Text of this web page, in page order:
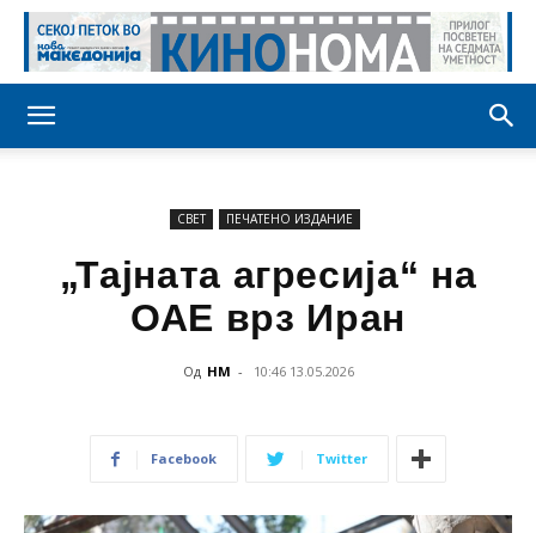
СВЕТ ПЕЧАТЕНО ИЗДАНИЕ
„Тајната агресија“ на
ОАЕ врз Иран
Од НМ - 10:46 13.05.2026
Facebook Twitter